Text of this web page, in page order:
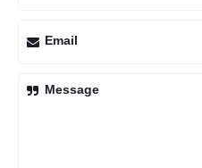
Email
Message